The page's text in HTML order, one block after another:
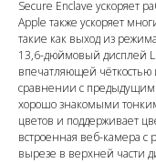
Secure Enclave ускоряет
Apple также ускоряет
такие как выход из
13,6-дюймовый дисплей
впечатляющей
сравнении с предыдущим
хорошо знакомыми
цветов и поддерживает
встроенная веб-камера
вырезе в верхней части